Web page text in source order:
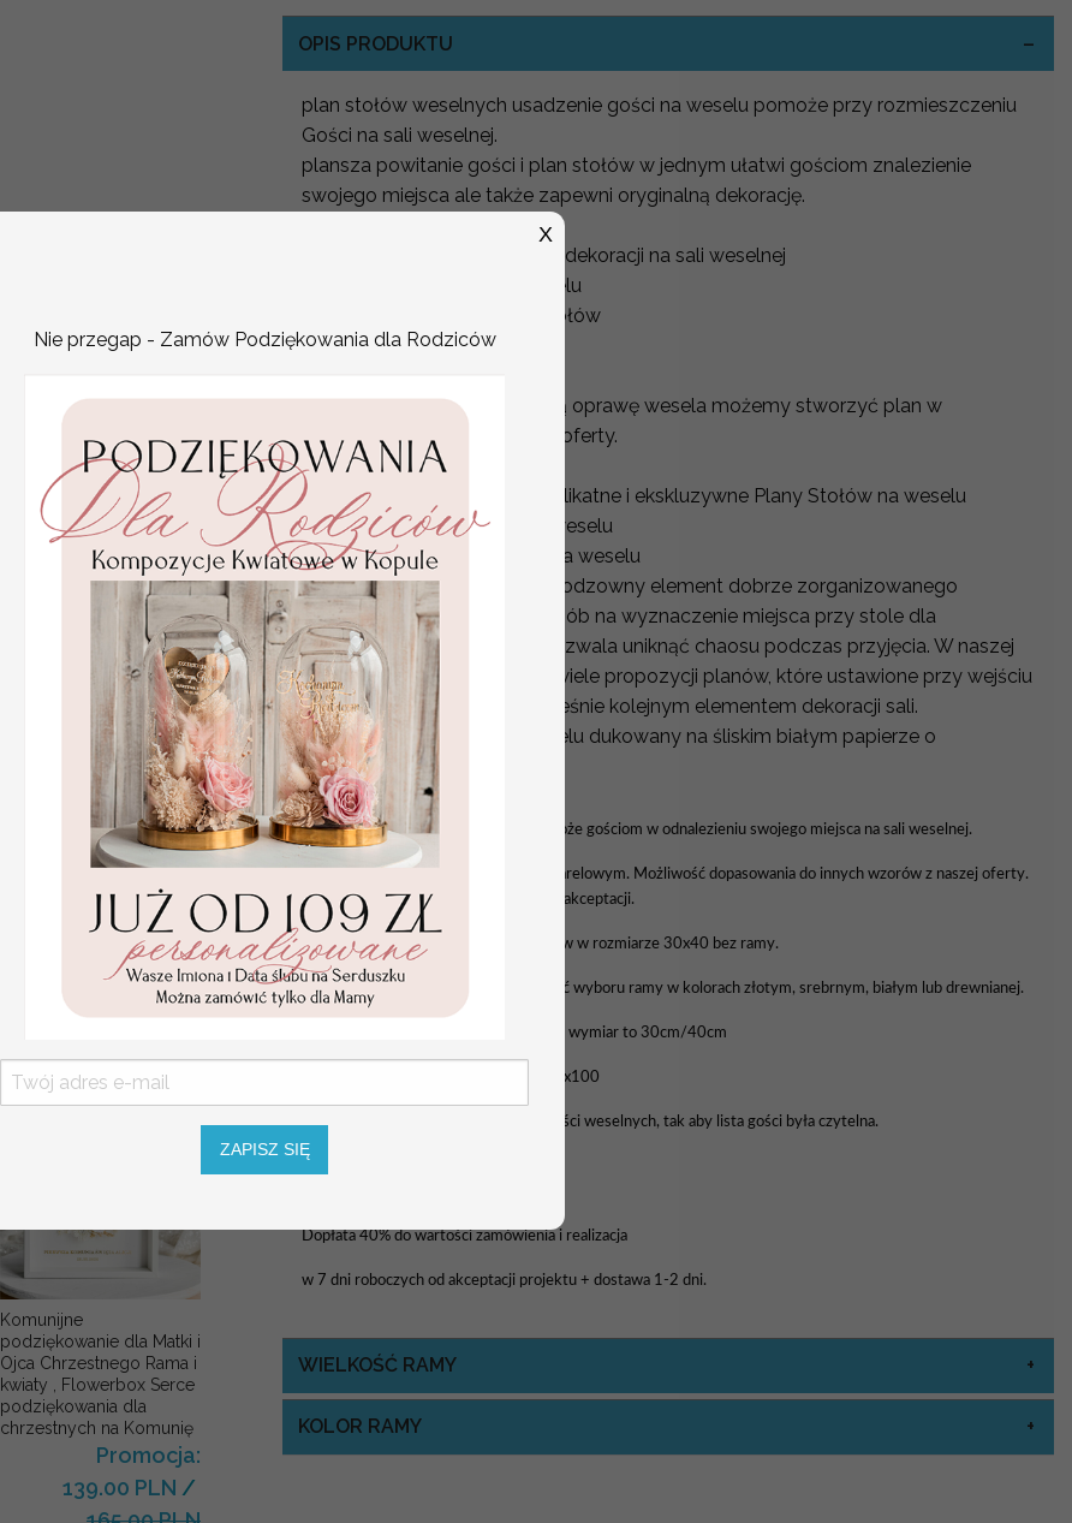
Statuetka pamiątka
Pierwszej Komunii w
personalizowana
opakowanie na pieniądze
Promocja:
105.00
PLN
Komunijne
podziękowanie dla Matki i
Ojca Chrzestnego Rama i
kwiaty , Flowerbox Serce
podziękowania dla
chrzestnych na Komunię
Promocja:
139.00 PLN /
OPIS PRODUKTU
plan stołów weselnych usadzenie gości na weselu pomoże przy rozmieszczeniu
Gości na sali weselnej.
plansza powitanie gości i plan stołów w jednym ułatwi gościom znalezienie
swojego miejsca ale także zapewni oryginalną dekorację.
Plan Stołów dopasowany do dekoracji na sali weselnej
Plan usadzenia gości na weselu
Nowoczesny i prosty plan stołów
Powitalna plansza weselna
Aby stworzyć niepowtarzalną oprawę wesela możemy stworzyć plan w
dowonym motywie z Naszej oferty.
Nowoczesne jak i stylowe, delikatne i ekskluzywne Plany Stołów na weselu
Plansza usadzenia gości na weselu
Tablica z usadzeniem gości na weselu
Plan stołów weselnych to nieodzowny element dobrze zorganizowanego
przyjęcia. Jest to idealny sposób na wyznaczenie miejsca przy stole dla
zaproszonych gości, który pozwala uniknąć chaosu podczas przyjęcia. W naszej
ofercie znajdziecie Państwo wiele propozycji planów, które ustawione przy wejściu
na przyjęcie stają się jednocześnie kolejnym elementem dekoracji sali.
Plan usadzenia gości na Weselu dukowany na śliskim białym papierze o
gramaturze 280 g
PLAN STOŁÓW WESELNYCH
Plan usadzenia gości przy stołach pomoże gościom w odnalezieniu swojego miejsca na sali weselnej.
Plan stołów z pięknym motywem akwarelowym. Możliwość dopasowania do innych wzorów z naszej oferty.
Projekt jest wysyłany przez grafika do akceptacji.
Cena podstawowa obejmuje plan stołów w rozmiarze 30x40 bez ramy.
Za dodatkową opłatą istnieje możliwość wyboru ramy w kolorach złotym, srebrnym, białym lub drewnianej.
wg kreatora - podstawowy wymiar to 30cm/40cm
Pozostałe wymiary: 40x50, 50x70, 70x100
Rozmiar jest dostosowany do liczby gości weselnych, tak aby lista gości była czytelna.
Dopłata 40% do wartości zamówienia i realizacja
w 7 dni roboczych od akceptacji projektu + dostawa 1-2 dni.
WIELKOŚĆ RAMY
KOLOR RAMY
Nie przegap - Zamów Podziękowania dla Rodziców
ZAPISZ SIĘ
X